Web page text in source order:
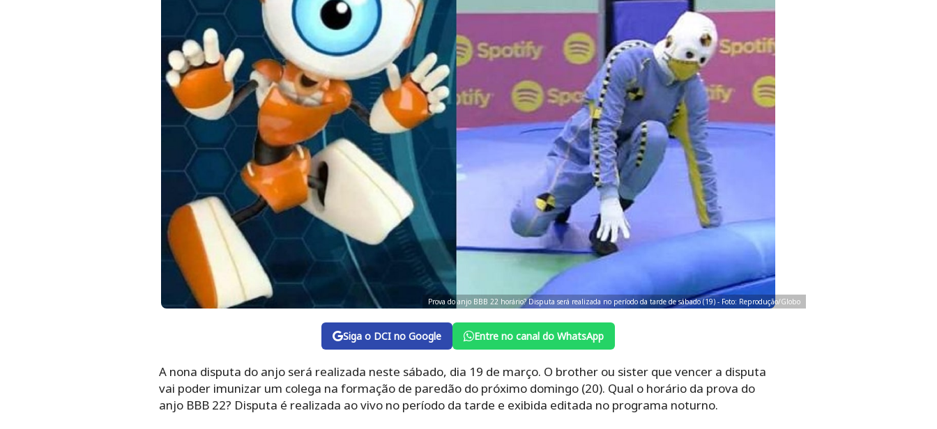
Prova do anjo BBB 22 horário? Disputa será realizada no período da tarde de sábado (19) - Foto: Reprodução/Globo
Siga o DCI no Google Entre no canal do WhatsApp
A nona disputa do anjo será realizada neste sábado, dia 19 de março. O brother ou sister que vencer a disputa
vai poder imunizar um colega na formação de paredão do próximo domingo (20). Qual o horário da prova do
anjo BBB 22? Disputa é realizada ao vivo no período da tarde e exibida editada no programa noturno.